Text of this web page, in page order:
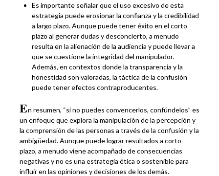
Es importante señalar que el uso excesivo de esta
estrategia puede erosionar la confianza y la credibilidad
a largo plazo. Aunque puede tener éxito en el corto
plazo al generar dudas y desconcierto, a menudo
resulta en la alienación de la audiencia y puede llevar a
que se cuestione la integridad del manipulador.
Además, en contextos donde la transparencia y la
honestidad son valoradas, la táctica de la confusión
puede tener efectos contraproducentes.
En resumen, “si no puedes convencerlos, confúndelos” es
un enfoque que explora la manipulación de la percepción y
la comprensión de las personas a través de la confusión y la
ambigüedad. Aunque puede lograr resultados a corto
plazo, a menudo viene acompañado de consecuencias
negativas y no es una estrategia ética o sostenible para
influir en las opiniones y decisiones de los demás.